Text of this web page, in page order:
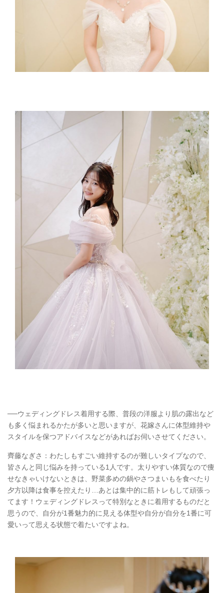
──ウェディングドレス着用する際、普段の洋服より肌の露出など
も多く悩まれるかたが多いと思いますが、花嫁さんに体型維持や
スタイルを保つアドバイスなどがあればお伺いさせてください。
齊藤なぎさ：わたしもすごい維持するのが難しいタイプなので、
皆さんと同じ悩みを持っている1人です。太りやすい体質なので痩
せなきゃいけないときは、野菜多めの鍋やさつまいもを食べたり
夕方以降は食事を控えたり…あとは集中的に筋トレもして頑張っ
てます！ウェディングドレスって特別なときに着用するものだと
思うので、自分が1番魅力的に見える体型や自分が自分を1番に可
愛いって思える状態で着たいですよね。